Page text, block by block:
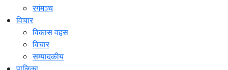
रगंमञ्च
विचार
विकास वहस
विचार
सम्पादकीय